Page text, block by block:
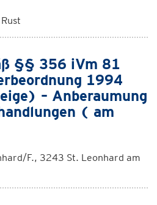
§§ 356 iVm 81
1994
– Anberaumung
( am
F., 3243 St. Leonhard am